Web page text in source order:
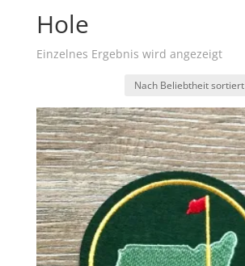
Hole
Einzelnes Ergebnis wird angezeigt